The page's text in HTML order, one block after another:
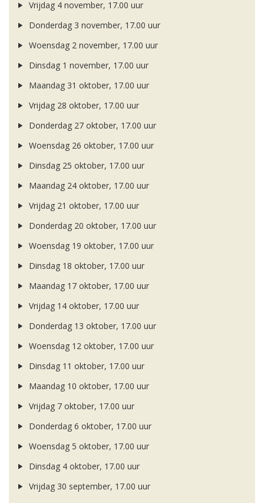
Vrijdag 4 november, 17.00 uur
Donderdag 3 november, 17.00 uur
Woensdag 2 november, 17.00 uur
Dinsdag 1 november, 17.00 uur
Maandag 31 oktober, 17.00 uur
Vrijdag 28 oktober, 17.00 uur
Donderdag 27 oktober, 17.00 uur
Woensdag 26 oktober, 17.00 uur
Dinsdag 25 oktober, 17.00 uur
Maandag 24 oktober, 17.00 uur
Vrijdag 21 oktober, 17.00 uur
Donderdag 20 oktober, 17.00 uur
Woensdag 19 oktober, 17.00 uur
Dinsdag 18 oktober, 17.00 uur
Maandag 17 oktober, 17.00 uur
Vrijdag 14 oktober, 17.00 uur
Donderdag 13 oktober, 17.00 uur
Woensdag 12 oktober, 17.00 uur
Dinsdag 11 oktober, 17.00 uur
Maandag 10 oktober, 17.00 uur
Vrijdag 7 oktober, 17.00 uur
Donderdag 6 oktober, 17.00 uur
Woensdag 5 oktober, 17.00 uur
Dinsdag 4 oktober, 17.00 uur
Vrijdag 30 september, 17.00 uur